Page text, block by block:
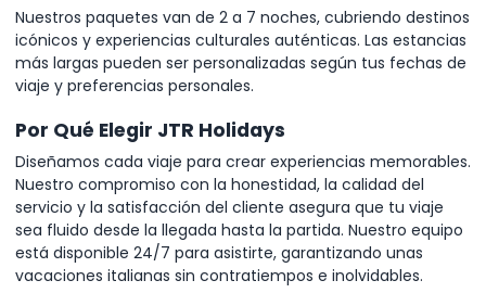
Nuestros paquetes van de 2 a 7 noches, cubriendo destinos
icónicos y experiencias culturales auténticas. Las estancias
más largas pueden ser personalizadas según tus fechas de
viaje y preferencias personales.
Por Qué Elegir JTR Holidays
Diseñamos cada viaje para crear experiencias memorables.
Nuestro compromiso con la honestidad, la calidad del
servicio y la satisfacción del cliente asegura que tu viaje
sea fluido desde la llegada hasta la partida. Nuestro equipo
está disponible 24/7 para asistirte, garantizando unas
vacaciones italianas sin contratiempos e inolvidables.